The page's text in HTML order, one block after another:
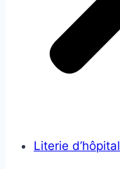
Literie d’hôpital